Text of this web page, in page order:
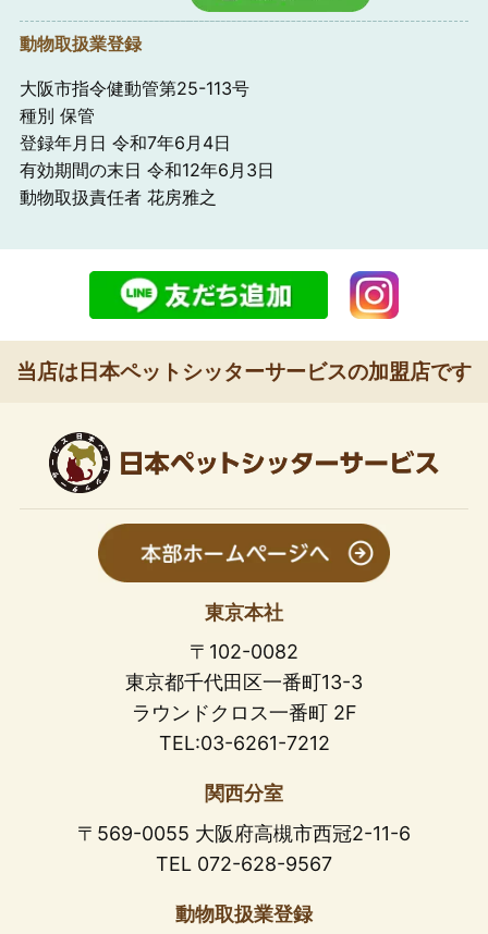
動物取扱業登録
大阪市指令健動管第25-113号
種別 保管
登録年月日 令和7年6月4日
有効期間の末日 令和12年6月3日
動物取扱責任者 花房雅之
当店は日本ペットシッターサービスの加盟店です
東京本社
〒102-0082
東京都千代田区一番町13-3
ラウンドクロス一番町 2F
TEL:03-6261-7212
関西分室
〒569-0055 大阪府高槻市西冠2-11-6
TEL 072-628-9567
動物取扱業登録